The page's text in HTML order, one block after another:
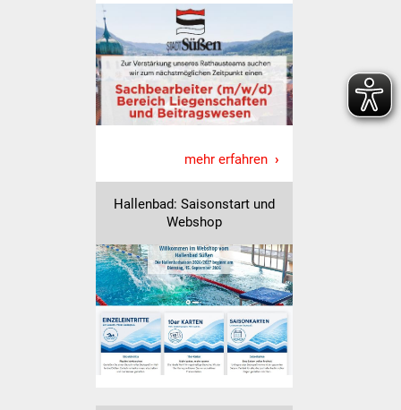
Senioren
Stadtseniorenrat
Sommerwochen für
Ältere
Seniorenwohn- und
Pflegeheim
Familien
Familientreff
Kinder und Jugendliche
Schülerferienprogramm
mehr erfahren
Hallenbad: Saisonstart und
Webshop